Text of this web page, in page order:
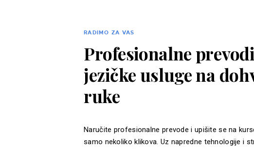
RADIMO ZA VAS
Profesionalne
jezičke usluge na
ruke
Naručite profesionalne prevode i upišite se na
samo nekoliko klikova. Uz napredne tehnologije i